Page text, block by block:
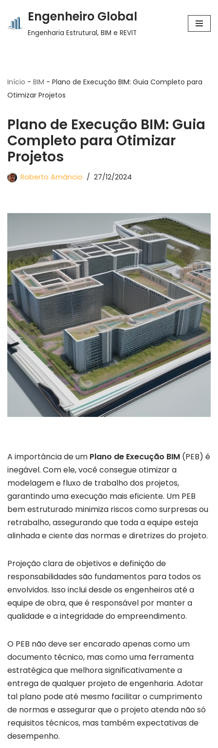
Pular
Engenheiro Global
Engenharia Estrutural, BIM e REVIT
Início - BIM - Plano de Execução BIM: Guia Completo para
Otimizar Projetos
Plano de Execução BIM: Guia
Completo para Otimizar
Projetos
Roberto Amâncio 27/12/2024
A importância de um Plano de Execução BIM (PEB) é
inegável. Com ele, você consegue otimizar a
modelagem e fluxo de trabalho dos projetos,
garantindo uma execução mais eficiente. Um PEB
bem estruturado minimiza riscos como surpresas ou
retrabalho, assegurando que toda a equipe esteja
alinhada e ciente das normas e diretrizes do projeto.
Projeção clara de objetivos e definição de
responsabilidades são fundamentos para todos os
envolvidos. Isso inclui desde os engenheiros até a
equipe de obra, que é responsável por manter a
qualidade e a integridade do empreendimento.
O PEB não deve ser encarado apenas como um
documento técnico, mas como uma ferramenta
estratégica que melhora significativamente a
entrega de qualquer projeto de engenharia. Adotar
tal plano pode até mesmo facilitar o cumprimento
de normas e assegurar que o projeto atenda não só
requisitos técnicos, mas também expectativas de
desempenho.